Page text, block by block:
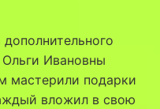
Ивановны
мастерили подарки
вложил в свою